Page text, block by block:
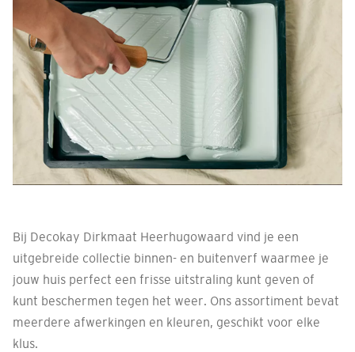
Bij Decokay Dirkmaat Heerhugowaard vind je een
uitgebreide collectie binnen- en buitenverf waarmee je
jouw huis perfect een frisse uitstraling kunt geven of
kunt beschermen tegen het weer. Ons assortiment bevat
meerdere afwerkingen en kleuren, geschikt voor elke
klus.